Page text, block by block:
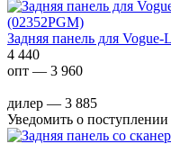
Задняя панель для
4 440
опт — 3 960
дилер — 3 885
Уведомить о поступлении